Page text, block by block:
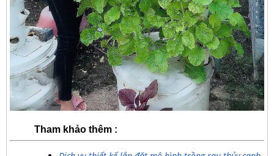
Tham khảo thêm :